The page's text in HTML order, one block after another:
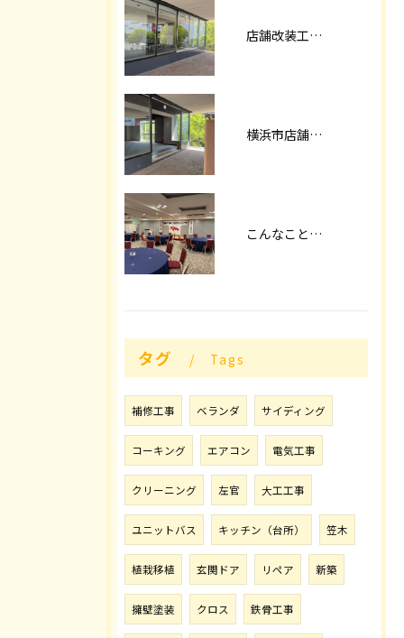
店舗改装工事パート2
横浜市店舗改装
こんなことやってます！！
タグ Tags
補修工事 ベランダ サイディング
コーキング エアコン 電気工事
クリーニング 左官 大工工事
ユニットバス キッチン（台所） 笠木
植栽移植 玄関ドア リペア 新築
擁壁塗装 クロス 鉄骨工事